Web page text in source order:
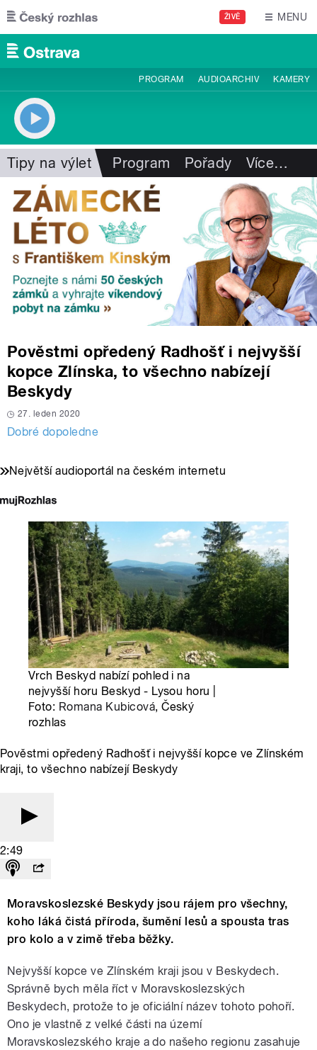
Přejít k hlavnímu obsahu
ŽIVĚ MENU
PROGRAM AUDIOARCHIV KAMERY
Tipy na výlet Program Pořady Více…
Pověstmi opředený Radhošť i nejvyšší
kopce Zlínska, to všechno nabízejí
Beskydy
27. leden 2020
Dobré dopoledne
Největší audioportál na českém internetu
Vrch Beskyd nabízí pohled i na
nejvyšší horu Beskyd - Lysou horu |
Foto: Romana Kubicová, Český
rozhlas
Pověstmi opředený Radhošť i nejvyšší kopce ve Zlínském
kraji, to všechno nabízejí Beskydy
2:49
Moravskoslezské Beskydy jsou rájem pro všechny,
koho láká čistá příroda, šumění lesů a spousta tras
pro kolo a v zimě třeba běžky.
Nejvyšší kopce ve Zlínském kraji jsou v Beskydech.
Správně bych měla říct v Moravskoslezských
Beskydech, protože to je oficiální název tohoto pohoří.
Ono je vlastně z velké části na území
Moravskoslezského kraje a do našeho regionu zasahuje